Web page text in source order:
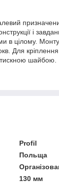
і
в цілому.
Для кріплення
шайбою.
Profil
Польща
130 мм